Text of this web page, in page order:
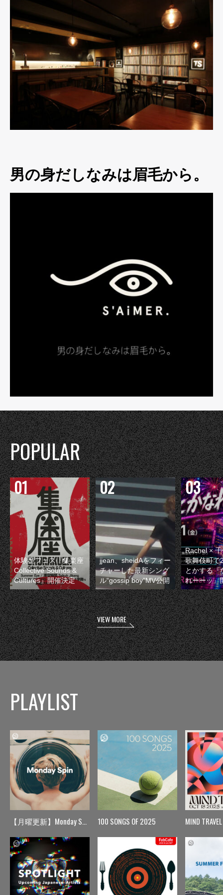
男の身だしなみは眉毛から。
POPULAR
体験型フェス『集楽座
Collective Sounds &
Cultures』開催決定
jjean、sheidAをフィー
チャーした最新シング
ル“gossip boy”MV公開
Rachel ×
歌舞伎町で
とかする『
れーーッ』
VIEW MORE
PLAYLIST
【月曜更新】Monday Spin 100 SONGS OF 2025 MIND TRAVEL